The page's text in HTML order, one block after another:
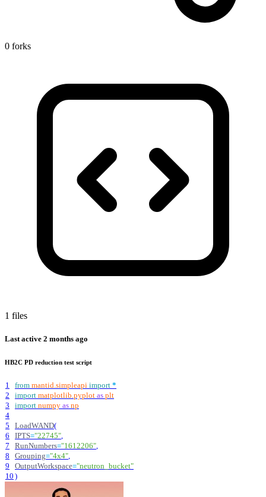
0 forks
1 files
Last active 2 months ago
HB2C PD reduction test script
1 from mantid.simpleapi import *
2
import matplotlib.pyplot as plt
3
import numpy as np
4
5
LoadWAND(
6
IPTS="22745",
7
RunNumbers="1612206",
8
Grouping="4x4",
9
OutputWorkspace="neutron_bucket"
10 )